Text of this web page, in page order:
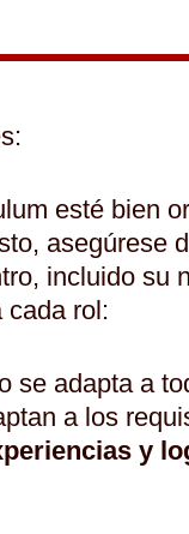
esté bien
asegúrese
incluido su
cada rol:
se adapta a
a los
y